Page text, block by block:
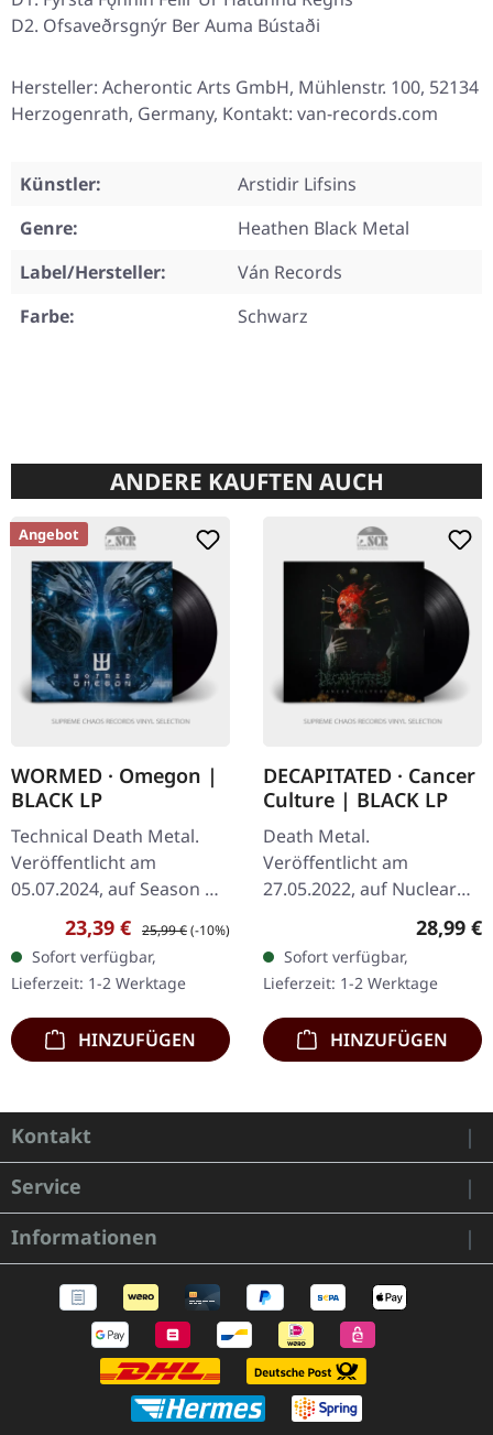
D2. Ofsaveðrsgnýr Ber Auma Bústaði
Hersteller: Acherontic Arts GmbH, Mühlenstr. 100, 52134
Herzogenrath, Germany, Kontakt: van-records.com
Künstler:
Arstidir Lifsins
Genre:
Heathen Black Metal
Label/Hersteller:
Ván Records
Farbe:
Schwarz
ANDERE KAUFTEN AUCH
Angebot
WORMED · Omegon |
BLACK LP
Technical Death Metal.
Veröffentlicht am
05.07.2024, auf Season Of
Mist. Schwarzes Vinyl im
Gatefold-Cover. WORMED
machen auch auf
Omegon keine…
Verkaufspreis:
23,39 € Regulärer Preis:
25,99 €(-10%)
Sofort verfügbar,
Lieferzeit: 1-2 Werktage
HINZUFÜGEN
DECAPITATED · Cancer
Culture | BLACK LP
Death Metal.
Veröffentlicht am
27.05.2022, auf Nuclear
Blast Records. Schwarzes
Vinyl im Gatefold-Cover.
Die polnischen Death-
Metal-Titanen…
28,99 €
Sofort verfügbar,
Lieferzeit: 1-2 Werktage
HINZUFÜGEN
Kontakt
Service
Informationen